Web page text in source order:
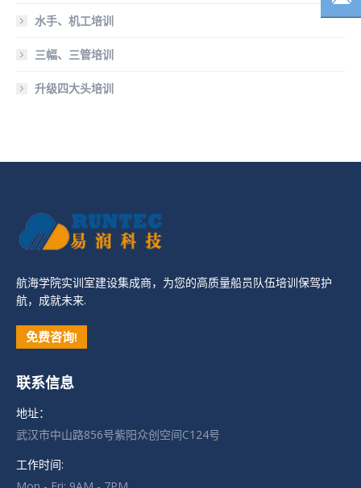
水手、机工培训
三幅、三管培训
升级四大头培训
航海学院实训室建设集成商，为您的高质量船员队伍培训保驾护
航，成就未来.
免费咨询!
联系信息
地址：
武汉市中山路856号紫阳众创空间C124号
工作时间: